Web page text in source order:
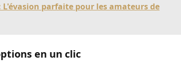
L'évasion parfaite pour les amateurs de
en un clic